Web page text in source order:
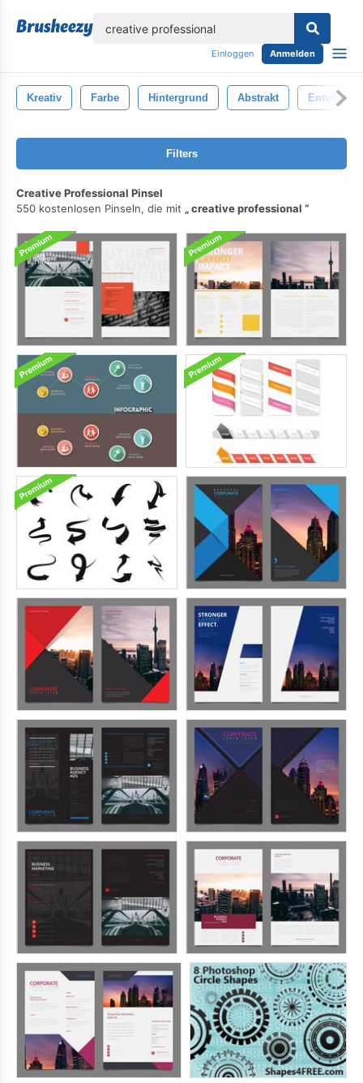
Einloggen Anmelden
Kreativ Farbe Hintergrund Abstrakt Entwurf
Filters
Creative Professional Pinsel
550 kostenlosen Pinseln, die mit
creative professional